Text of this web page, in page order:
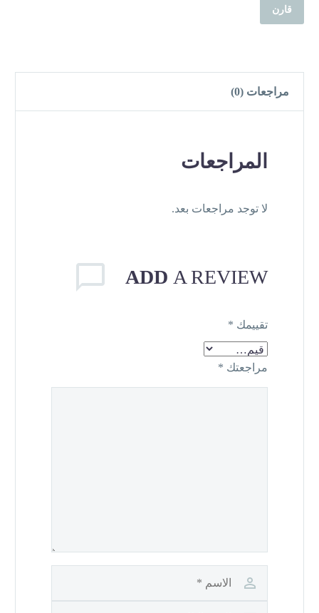
قارن
مراجعات (0)
المراجعات
لا توجد مراجعات بعد.
ADD A REVIEW
تقييمك *
مراجعتك *